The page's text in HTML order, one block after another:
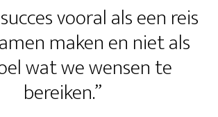
vooral als een reis
maken en niet als
wat we wensen te
bereiken.”